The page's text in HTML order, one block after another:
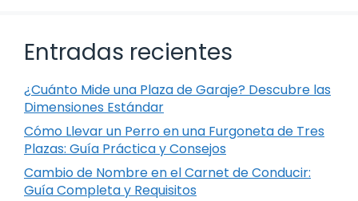
Entradas recientes
¿Cuánto Mide una Plaza de Garaje? Descubre las
Dimensiones Estándar
Cómo Llevar un Perro en una Furgoneta de Tres
Plazas: Guía Práctica y Consejos
Cambio de Nombre en el Carnet de Conducir:
Guía Completa y Requisitos